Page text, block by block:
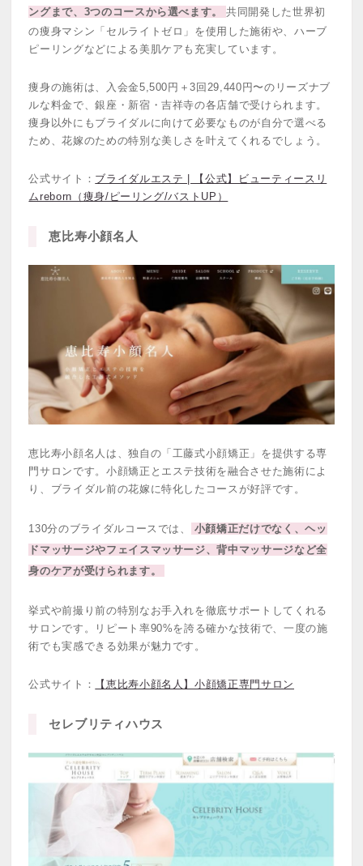
ングまで、3つのコースから選べます。
共同開発した世界初
の痩身マシン「セルライトゼロ」を使用した施術や、ハーブ
ピーリングなどによる美肌ケアも充実しています。
痩身の施術は、入会金5,500円＋3回29,440円〜のリーズナブ
ルな料金で、銀座・新宿・吉祥寺の各店舗で受けられます。
痩身以外にもブライダルに向けて必要なものが自分で選べる
ため、花嫁のための特別な美しさを叶えてくれるでしょう。
公式サイト： ブライダルエステ | 【公式】ビューティースリ
ムreborn（痩身/ピーリング/バストUP）
恵比寿小顔名人
恵比寿小顔名人は、独自の「工藤式小顔矯正」を提供する専
門サロンです。小顔矯正とエステ技術を融合させた施術によ
り、ブライダル前の花嫁に特化したコースが好評です。
130分のブライダルコースでは、
小顔矯正だけでなく、ヘッ
ドマッサージやフェイスマッサージ、背中マッサージなど全
身のケアが受けられます。
挙式や前撮り前の特別なお手入れを徹底サポートしてくれる
サロンです。リピート率90%を誇る確かな技術で、一度の施
術でも実感できる効果が魅力です。
公式サイト： 【恵比寿小顔名人】小顔矯正専門サロン
セレブリティハウス